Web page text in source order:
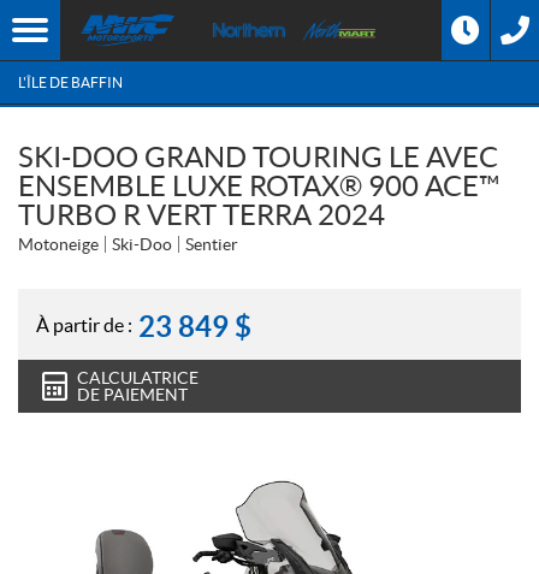
L'ÎLE DE BAFFIN
SKI-DOO GRAND TOURING LE AVEC
ENSEMBLE LUXE ROTAX® 900 ACE™
TURBO R VERT TERRA 2024
Motoneige Ski-Doo Sentier
À partir de : 23 849 $
CALCULATRICE
DE PAIEMENT